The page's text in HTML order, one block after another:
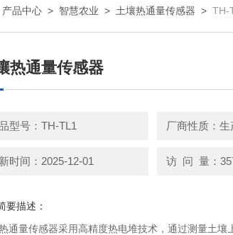
产品中心 > 智慧农业 > 土壤热通量传感器 > TH-
热通量传感器
型号：TH-TL1 厂商性质：生
时间：2025-12-01 访 问 量：
要描述：
通量传感器采用高精度热电堆技术，通过测量土壤